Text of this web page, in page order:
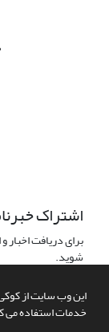
این وب سایت از کوکی
خدمات استفاده می
اشتراک
برای دریافت
شوید.